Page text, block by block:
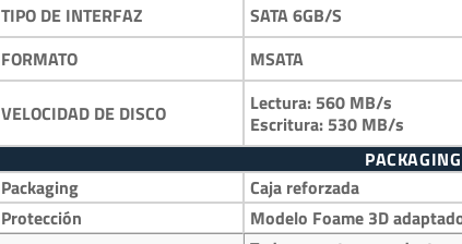
TIPO DE INTERFAZ
SATA 6GB/S
FORMATO
MSATA
VELOCIDAD DE DISCO
Lectura: 560 MB/s
Escritura: 530 MB/s
Packaging
Caja reforzada
Protección
Modelo Foame 3D